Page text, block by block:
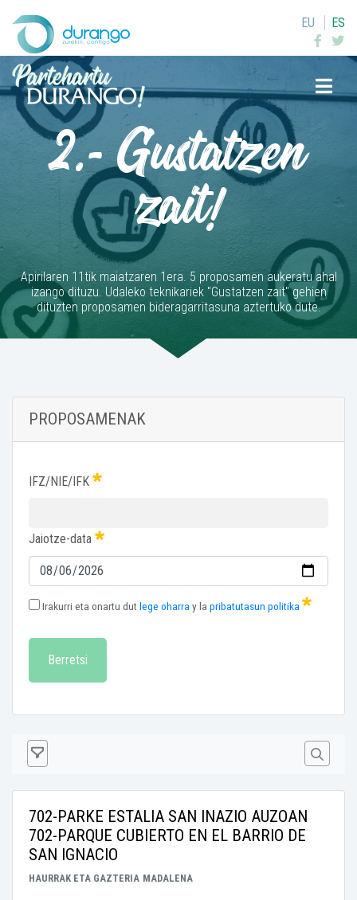
EU ES
2.- Gustatzen
zait!
Apirilaren 11tik maiatzaren 1era. 5 proposamen aukeratu ahal
izango dituzu. Udaleko teknikariek "Gustatzen zait" gehien
dituzten proposamen bideragarritasuna aztertuko dute.
PROPOSAMENAK
IFZ/NIE/IFK
Jaiotze-data
Irakurri eta onartu dut lege oharra y la pribatutasun politika
Berretsi
702-PARKE ESTALIA SAN INAZIO AUZOAN
702-PARQUE CUBIERTO EN EL BARRIO DE
SAN IGNACIO
HAURRAK ETA GAZTERIA MADALENA